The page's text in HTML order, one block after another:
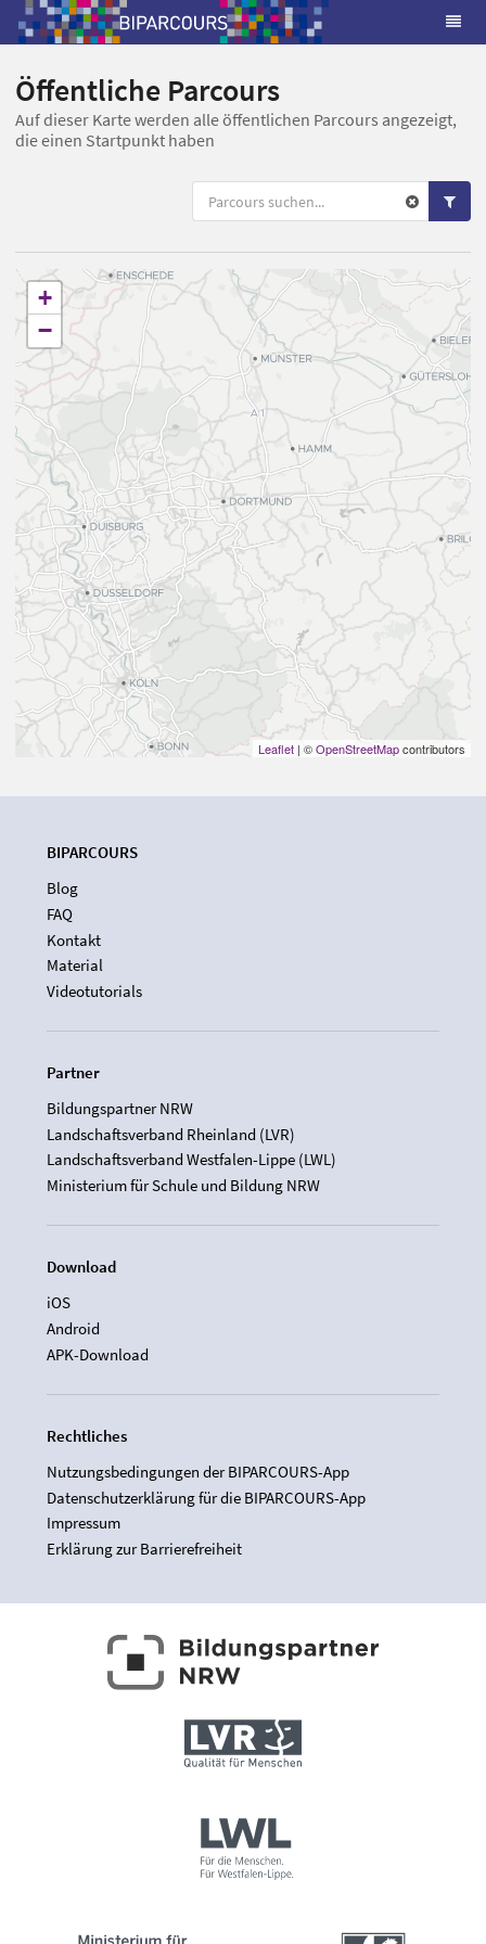
Öffentliche Parcours
Auf dieser Karte werden alle öffentlichen Parcours angezeigt,
die einen Startpunkt haben
+
−
Leaflet | ©OpenStreetMapcontributors
BIPARCOURS
Blog
FAQ
Kontakt
Material
Videotutorials
Partner
Bildungspartner NRW
Landschaftsverband Rheinland (LVR)
Landschaftsverband Westfalen-Lippe (LWL)
Ministerium für Schule und Bildung NRW
Download
iOS
Android
APK-Download
Rechtliches
Nutzungsbedingungen der BIPARCOURS-App
Datenschutzerklärung für die BIPARCOURS-App
Impressum
Erklärung zur Barrierefreiheit